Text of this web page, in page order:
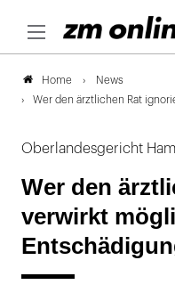
Home
News
Wer den ärztlichen Rat
Oberlandesgericht
Wer den
verwirkt